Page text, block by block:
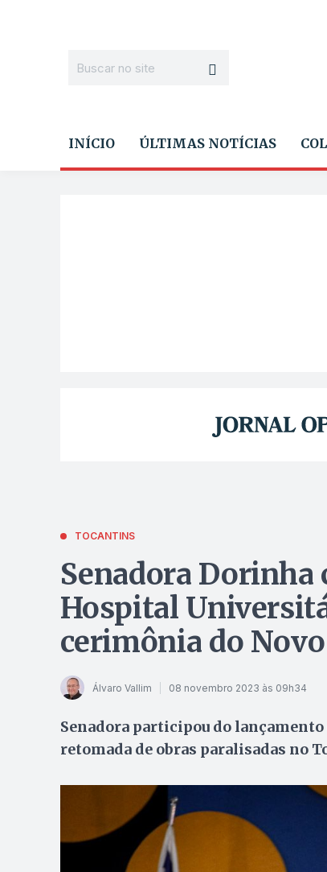
INÍCIO ÚLTIMAS NOTÍCIAS
TOCANTINS
Senadora Dorinha
Hospital
cerimônia do Novo
Álvaro Vallim 08 novembro 2023 às 09h34
Senadora participou do lançamento
retomada de obras paralisadas no